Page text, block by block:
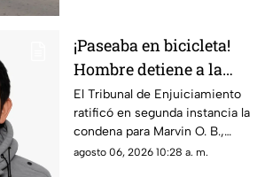
¡Paseaba en bicicleta!
Hombre detiene a la
fuerza a menor de 12
años y lo viola en
Chihuahua; así logró
escapar
El Tribunal de Enjuiciamiento
ratificó en segunda instancia la
condena para Marvin O. B.,
quien agredió a un niño de 12
agosto 06, 2026 10:28 a. m.